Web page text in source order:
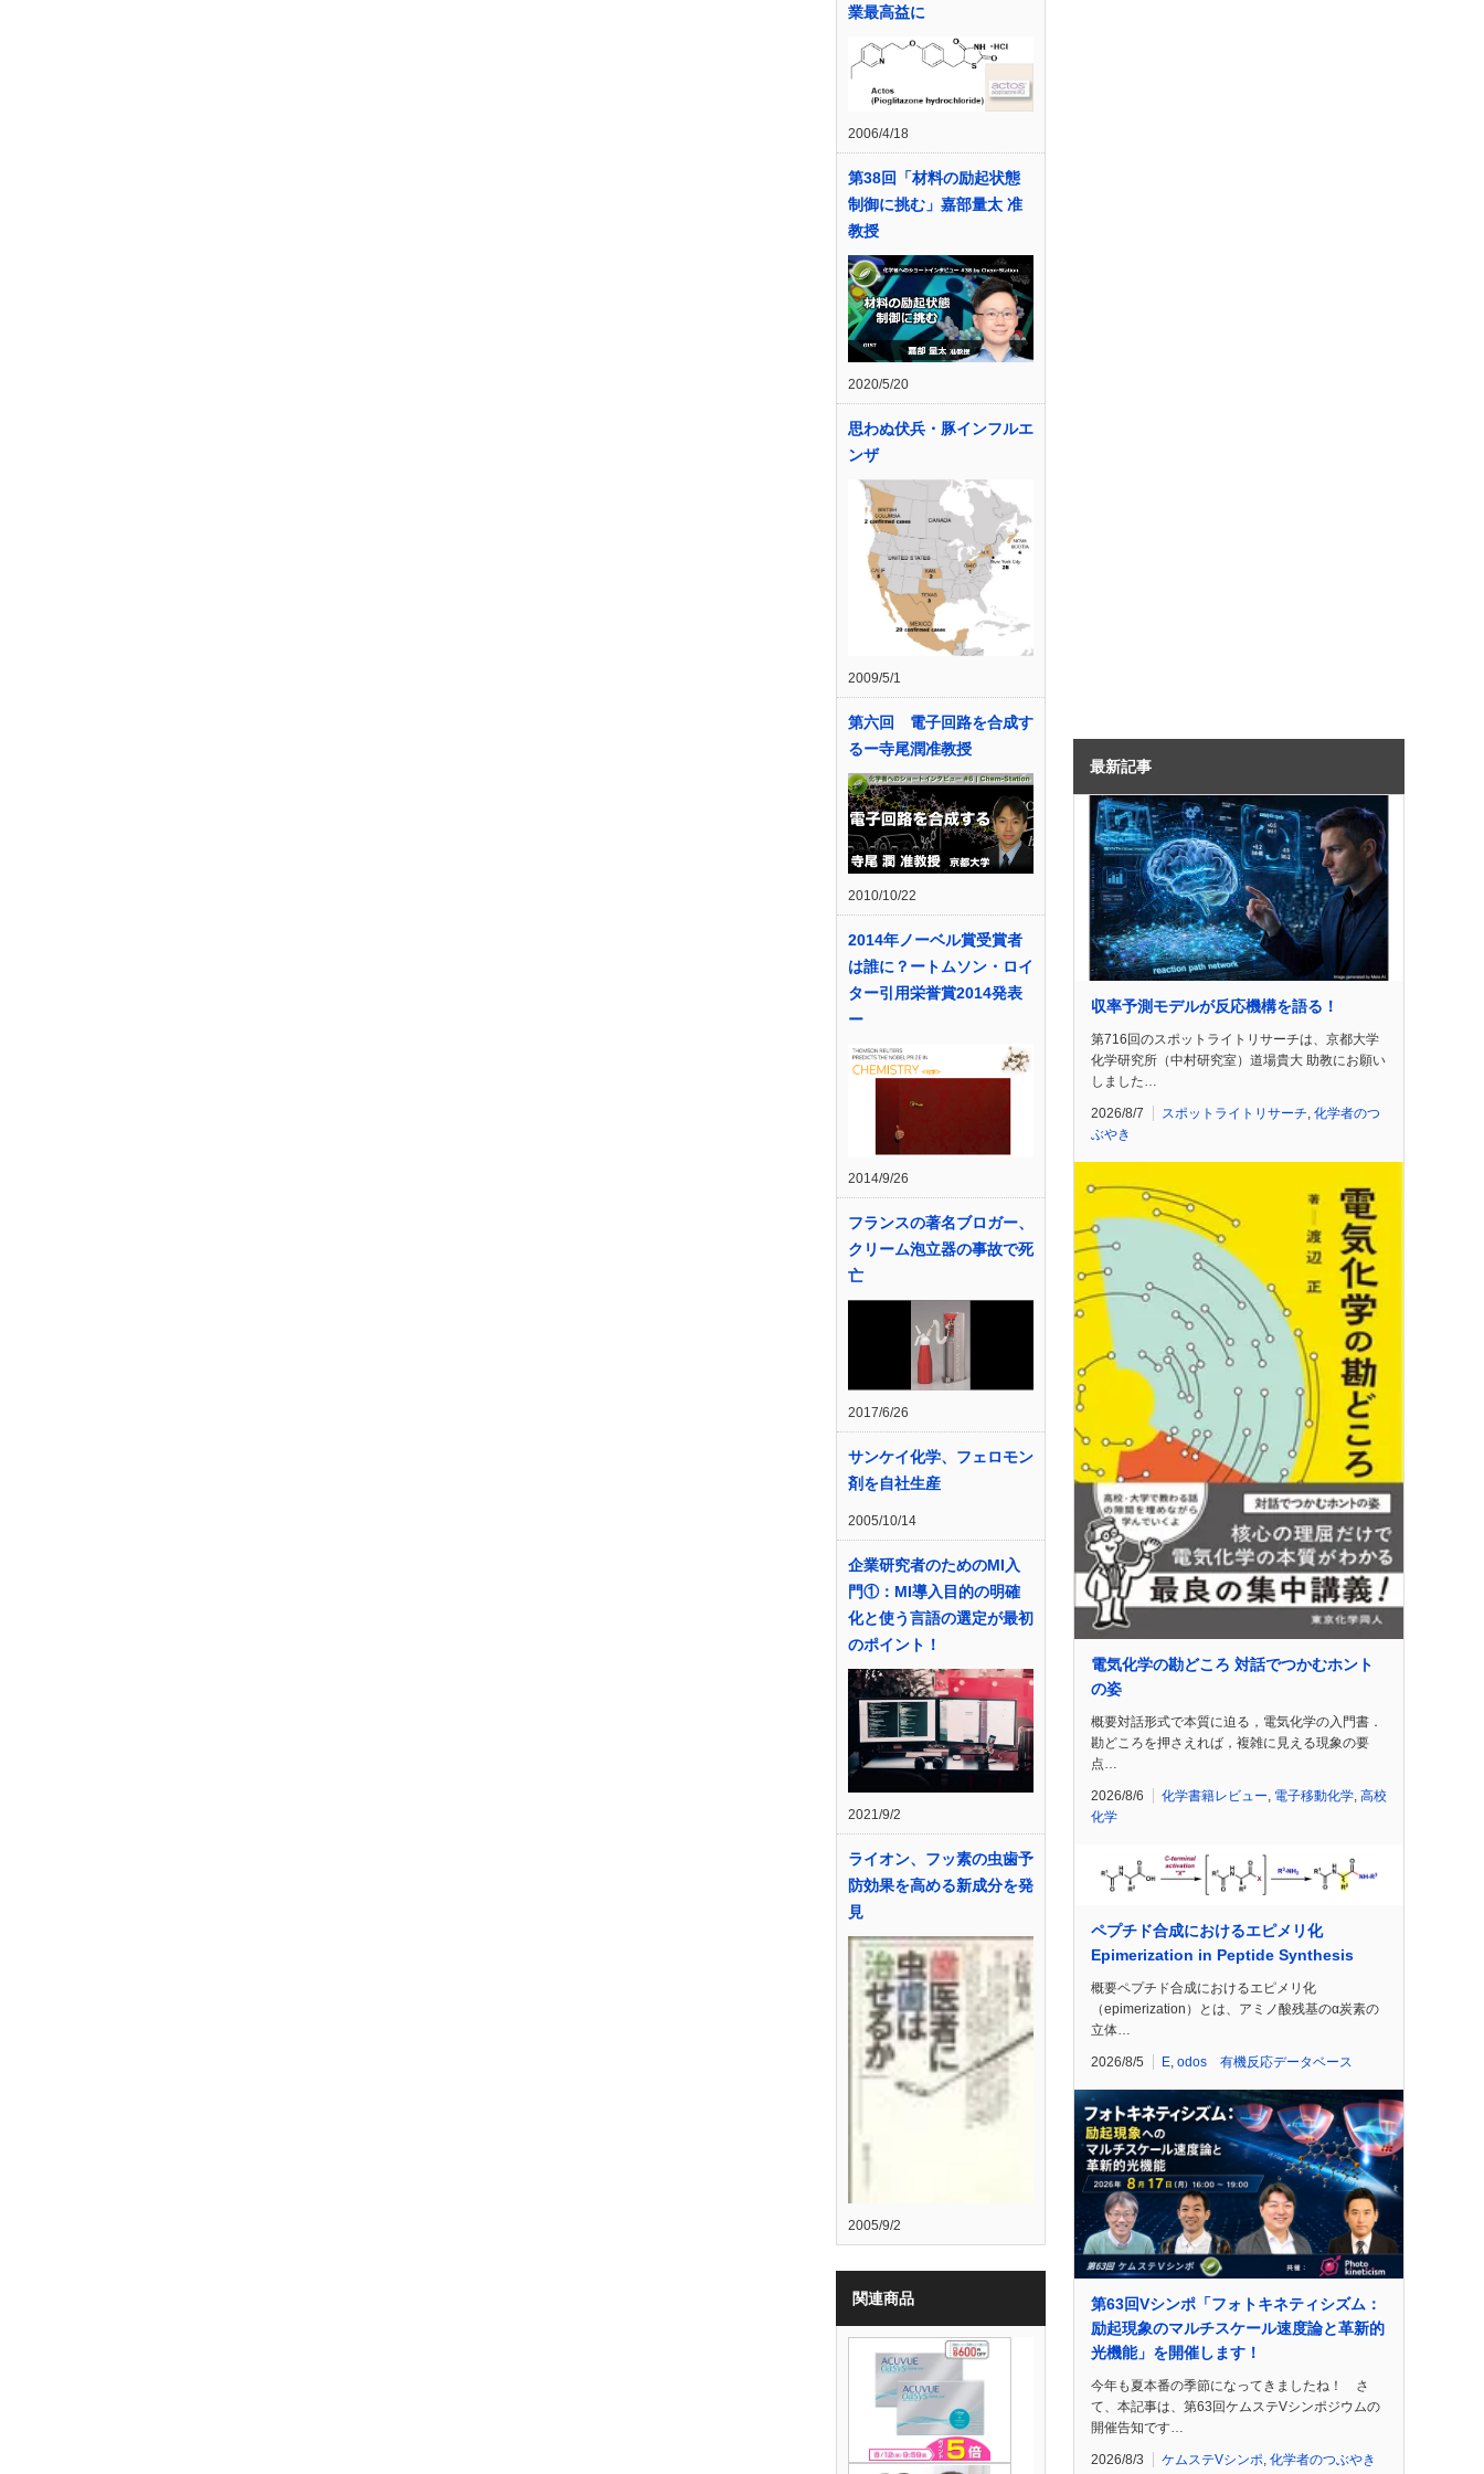
業最高益に
2006/4/18
第38回「材料の励起状態
制御に挑む」嘉部量太 准
教授
2020/5/20
思わぬ伏兵・豚インフルエ
ンザ
2009/5/1
第六回 電子回路を合成す
るー寺尾潤准教授
2010/10/22
2014年ノーベル賞受賞者
は誰に？ートムソン・ロイ
ター引用栄誉賞2014発表
ー
2014/9/26
フランスの著名ブロガー、
クリーム泡立器の事故で死
亡
2017/6/26
サンケイ化学、フェロモン
剤を自社生産
2005/10/14
企業研究者のためのMI入
門①：MI導入目的の明確
化と使う言語の選定が最初
のポイント！
2021/9/2
ライオン、フッ素の虫歯予
防効果を高める新成分を発
見
2005/9/2
関連商品
最新記事
収率予測モデルが反応機構を語る！
第716回のスポットライトリサーチは、京都大学
化学研究所（中村研究室）道場貴大 助教にお願い
しました…
2026/8/7 スポットライトリサーチ 化学者のつ
ぶやき
電気化学の勘どころ 対話でつかむホント
の姿
概要対話形式で本質に迫る，電気化学の入門書．
勘どころを押さえれば，複雑に見える現象の要
点…
2026/8/6 化学書籍レビュー 電子移動化学 高校
化学
ペプチド合成におけるエピメリ化
Epimerization in Peptide Synthesis
概要ペプチド合成におけるエピメリ化
（epimerization）とは、アミノ酸残基のα炭素の
立体…
2026/8/5 E odos 有機反応データベース
第63回Vシンポ「フォトキネティシズム：
励起現象のマルチスケール速度論と革新的
光機能」を開催します！
今年も夏本番の季節になってきましたね！ さ
て、本記事は、第63回ケムステVシンポジウムの
開催告知です…
2026/8/3 ケムステVシンポ, 化学者のつぶやき